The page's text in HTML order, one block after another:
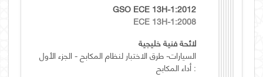
GSO ECE 13H-1:2012
ECE 13H-1:2008
لائحة فنية خليجية
السيارات- طرق الاختبار لنظام المكابح - الجزء الأول
: أداء المكابح